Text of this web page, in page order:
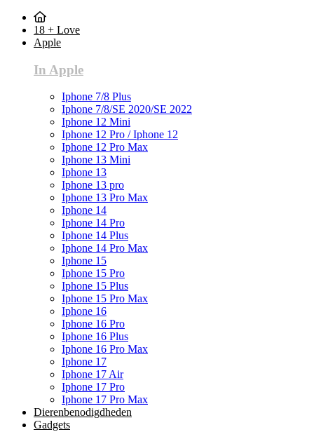
18 + Love
Apple
In Apple
Iphone 7/8 Plus
Iphone 7/8/SE 2020/SE 2022
Iphone 12 Mini
Iphone 12 Pro / Iphone 12
Iphone 12 Pro Max
Iphone 13 Mini
Iphone 13
Iphone 13 pro
Iphone 13 Pro Max
Iphone 14
Iphone 14 Pro
Iphone 14 Plus
Iphone 14 Pro Max
Iphone 15
Iphone 15 Pro
Iphone 15 Plus
Iphone 15 Pro Max
Iphone 16
Iphone 16 Pro
Iphone 16 Plus
Iphone 16 Pro Max
Iphone 17
Iphone 17 Air
Iphone 17 Pro
Iphone 17 Pro Max
Dierenbenodigdheden
Gadgets